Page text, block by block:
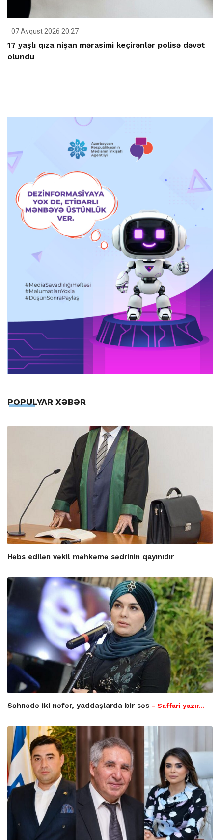
07 Avqust 2026 20:27
17 yaşlı qıza nişan mərasimi keçirənlər polisə dəvət
olundu
POPULYAR XƏBƏR
Həbs edilən vəkil məhkəmə sədrinin qayınıdır
Səhnədə iki nəfər, yaddaşlarda bir səs - Saffari yazır…